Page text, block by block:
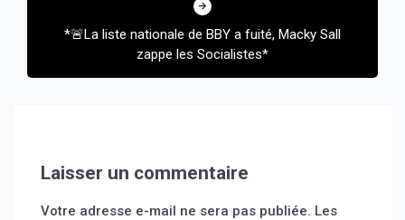
*🚨La liste nationale de BBY a fuité, Macky Sall
zappe les Socialistes*
Laisser un commentaire
Votre adresse e-mail ne sera pas publiée. Les